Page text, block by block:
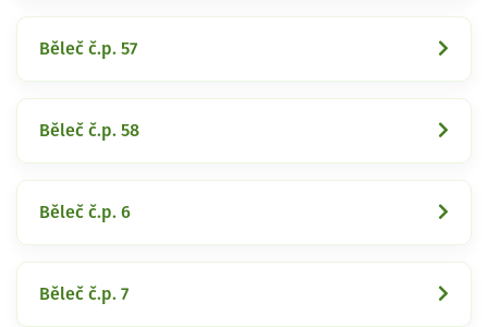
Běleč č.p. 57
Běleč č.p. 58
Běleč č.p. 6
Běleč č.p. 7